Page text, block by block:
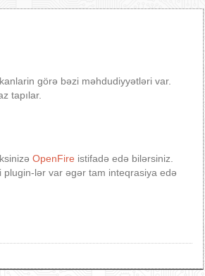
görə bəzi məhdudiyyətləri var.
tapılar.
OpenFire istifadə edə bilərsiniz.
plugin-lər var əgər tam inteqrasiya edə